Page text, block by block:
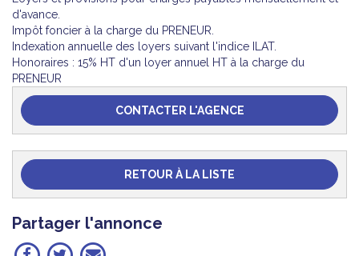
d'avance.
Impôt foncier à la charge du PRENEUR.
Indexation annuelle des loyers suivant l'indice ILAT.
Honoraires : 15% HT d'un loyer annuel HT à la charge du
PRENEUR
CONTACTER L'AGENCE
RETOUR À LA LISTE
Partager l'annonce